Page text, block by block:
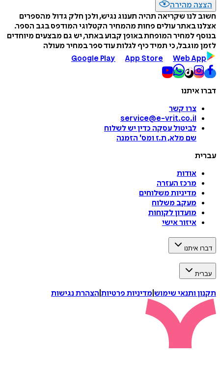
הצצה מהירה
חשוב לנו שקריאה תהיה תענוג נגיש, ולכן חלק גדול מהספרים
אצלנו באתר עולים פחות מהמחיר הקטלוגי המודפס בגב הספר.
בנוסף למחיר המופחת באופן קבוע באתר, יש גם מבצעים מיוחדים
לזמן מוגבל, כי תמיד כיף לגלות עוד ספר במחיר מעולה
Google Play
App Store Web App
דברו איתנו
צרו קשר
service@e-vrit.co.il
לביטול עסקה כדין יש לשלוח
שם מלא, ת.ז ומס' הזמנה
עברית
אודות
מרכז העזרה
מדיניות משלוחים
מעקב משלוח
מועדון לקוחות
איזור אישי
דברו איתנו
עברית
תקנון ותנאי שימוש מדיניות פרטיות הצהרת נגישות